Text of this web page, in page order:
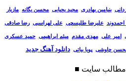
بنیامین بهادری مجید یحیایی محسن یگانه مازیار
علیرضا طلیسچی علی لهراسبی رضا صادقی
امیر علی مهدی مقدم میثم ابراهیمی حمید عسکری
چاوشی پویا بیاتی دانلود آهنگ جدید
■ مطالب سایت